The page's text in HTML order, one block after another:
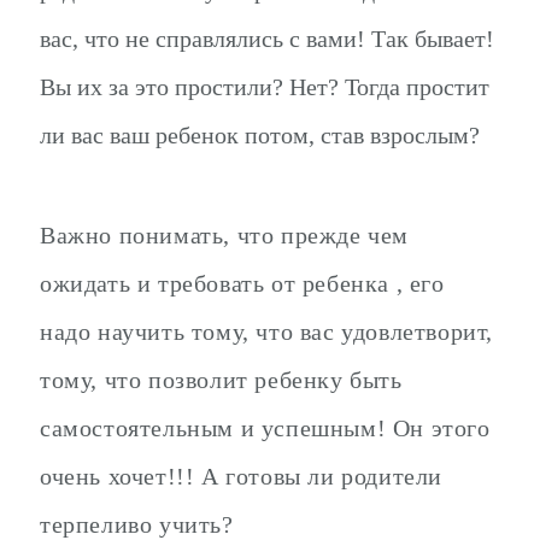
вас, что не справлялись с вами! Так бывает!
Вы их за это простили? Нет? Тогда простит
ли вас ваш ребенок потом, став взрослым?
Важно понимать, что прежде чем
ожидать и требовать от ребенка , его
надо научить тому, что вас удовлетворит,
тому, что позволит ребенку быть
самостоятельным и успешным! Он этого
очень хочет!!! А готовы ли родители
терпеливо учить?